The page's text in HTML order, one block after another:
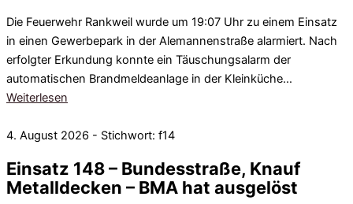
Die Feuerwehr Rankweil wurde um 19:07 Uhr zu einem Einsatz
in einen Gewerbepark in der Alemannenstraße alarmiert. Nach
erfolgter Erkundung konnte ein Täuschungsalarm der
automatischen Brandmeldeanlage in der Kleinküche…
Weiterlesen
4. August 2026 - Stichwort: f14
Einsatz 148 – Bundesstraße, Knauf
Metalldecken – BMA hat ausgelöst